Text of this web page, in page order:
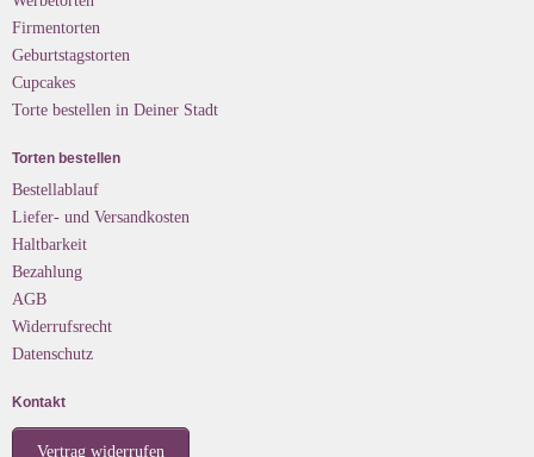
Firmentorten
Geburtstagstorten
Cupcakes
Torte bestellen in Deiner Stadt
Torten bestellen
Bestellablauf
Liefer- und Versandkosten
Haltbarkeit
Bezahlung
AGB
Widerrufsrecht
Datenschutz
Kontakt
Vertrag widerrufen